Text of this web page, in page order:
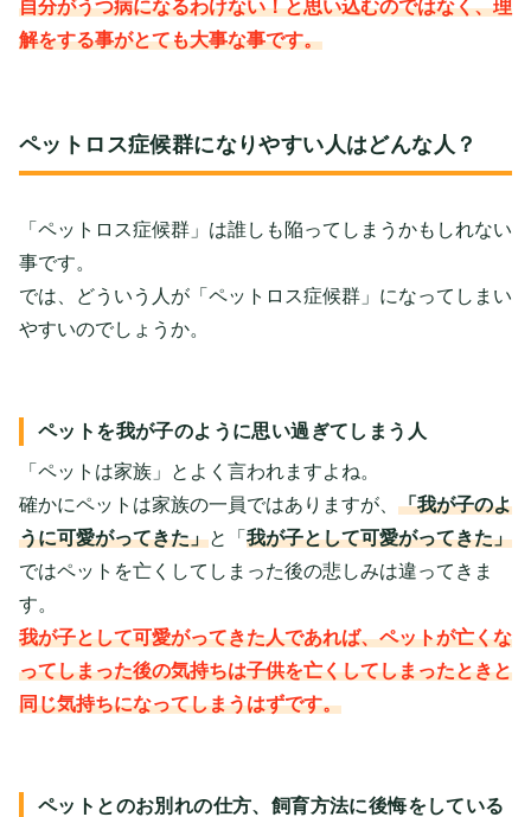
自分がうつ病になるわけない！と思い込むのではなく、理
解をする事がとても大事な事です。
ペットロス症候群になりやすい人はどんな人？
「ペットロス症候群」は誰しも陥ってしまうかもしれない
事です。
では、どういう人が「ペットロス症候群」になってしまい
やすいのでしょうか。
ペットを我が子のように思い過ぎてしまう人
「ペットは家族」とよく言われますよね。
確かにペットは家族の一員ではありますが、 「我が子のよ
うに可愛がってきた」と「 我が子として可愛がってきた」
ではペットを亡くしてしまった後の悲しみは違ってきま
す。
我が子として可愛がってきた人であれば、ペットが亡くな
ってしまった後の気持ちは子供を亡くしてしまったときと
同じ気持ちになってしまうはずです。
ペットとのお別れの仕方、飼育方法に後悔をしている